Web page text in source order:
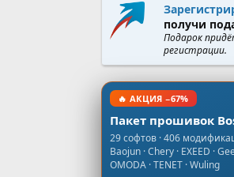
получи
Подарок
регистрации.
🔥 АКЦИЯ −67%
Пакет прошивок
29 софтов · 406
Baojun · Chery · EXEED ·
OMODA · TENET · Wuling